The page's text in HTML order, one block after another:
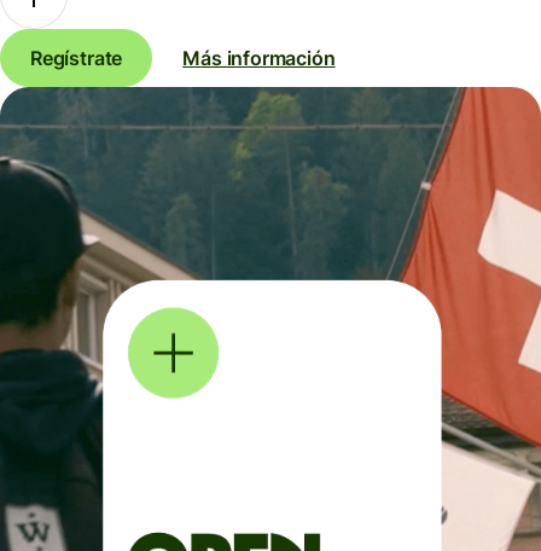
Regístrate Más información